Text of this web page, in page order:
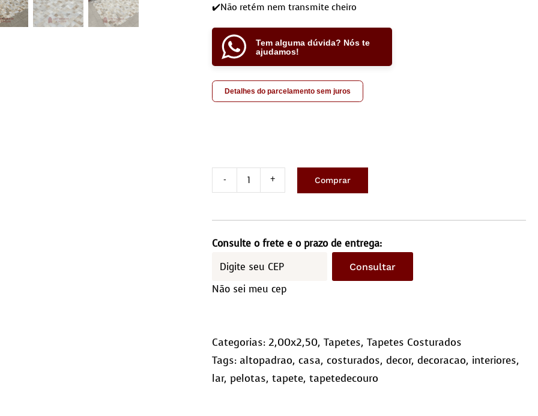
✔️Não retém nem transmite cheiro
Tem alguma dúvida? Nós te
ajudamos!
Detalhes do parcelamento sem juros
2,0x2,5m
-
Quadriculado
quantidade
Comprar
Consulte o frete e o prazo de entrega:
Consultar
Não sei meu cep
Categorias:2,00x2,50,Tapetes,Tapetes Costurados
Tags: altopadrao,casa,costurados,decor,decoracao, interiores,
lar, pelotas,tapete,tapetedecouro